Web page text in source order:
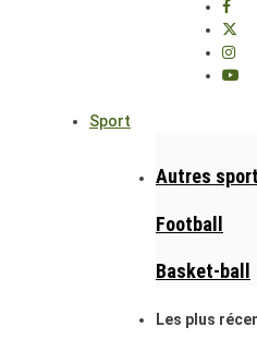
Sport
Autres
Football
Basket-ball
Les plus